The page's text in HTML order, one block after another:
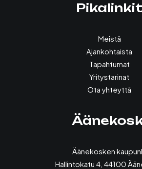
Pikalinkit
Meistä
Ajankohtaista
Tapahtumat
Yritystarinat
Ota yhteyttä
Äänekosken
Hallintokatu 4, 44100